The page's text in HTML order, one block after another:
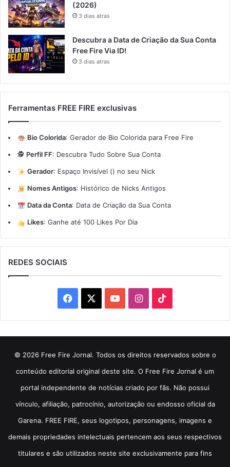
(2026)
3 dias atras
Descubra a Data de Criação da Sua Conta
Free Fire Via ID!
3 dias atras
Ferramentas FREE FIRE exclusivas
Bio Colorida: Gerador de Bio Colorida para Free Fire
🕵️ Perfil FF: Descubra Tudo Sobre Sua Conta
Gerador: Espaço Invisível (ㅤ) no seu Nick
Nomes Antigos: Histórico de Nicks Antigos
Data da Conta: Data de Criação da Sua Conta
Likes: Ganhe até 100 Likes Por Dia
REDES SOCIAIS
Facebook YouTubeInstagram
© 2026 Free Fire Jornal. Todos os direitos reservados sobre o
conteúdo editorial original deste site. O Free Fire Jornal é um
portal independente de notícias criado por fãs. Não possui
vínculo, afiliação, patrocínio, autorização ou endosso oficial da
Garena. FREE FIRE, seus logotipos, personagens, imagens e
demais propriedades intelectuais pertencem aos seus respectivos
titulares e são utilizados neste site exclusivamente para fins